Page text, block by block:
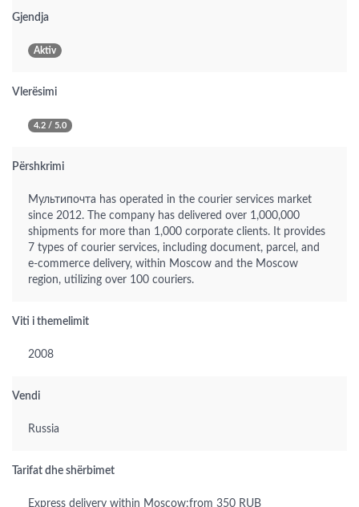
Gjendja
Aktiv
Vlerësimi
4.2 / 5.0
Përshkrimi
Мультипочта has operated in the courier services market
since 2012. The company has delivered over 1,000,000
shipments for more than 1,000 corporate clients. It provides
7 types of courier services, including document, parcel, and
e-commerce delivery, within Moscow and the Moscow
region, utilizing over 100 couriers.
Viti i themelimit
2008
Vendi
Russia
Tarifat dhe shërbimet
Express delivery within Moscow:from 350 RUB